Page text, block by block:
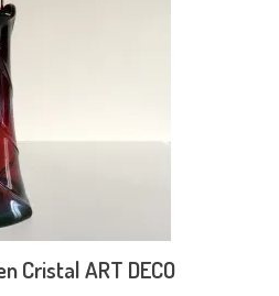
Cristal ART DECO